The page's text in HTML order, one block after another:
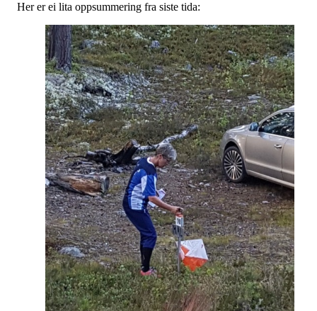
Her er ei lita oppsummering fra siste tida: